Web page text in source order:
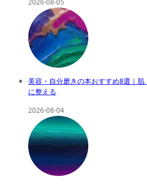
2026-08-05
美容・自分磨きの本おすすめ8選｜
に整える
2026-08-04